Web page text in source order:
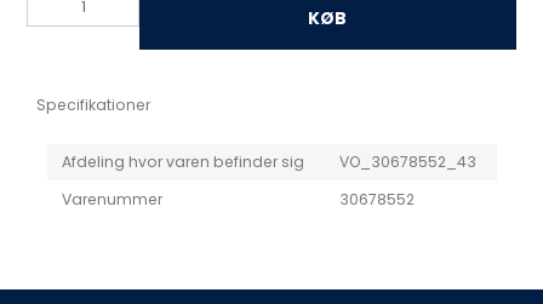
KØB
Specifikationer
Afdeling hvor varen befinder sig
VO_30678552_43
Varenummer
30678552